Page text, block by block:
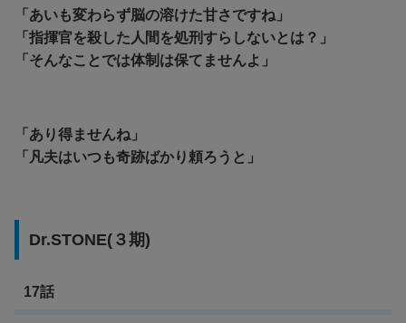
「あいも変わらず脳の溶けた甘さですね」
「指揮官を殺した人間を処刑すらしないとは？」
「そんなことでは体制は保てませんよ」
「あり得ませんね」
「凡夫はいつも奇跡ばかり頼ろうと」
Dr.STONE(３期)
17話